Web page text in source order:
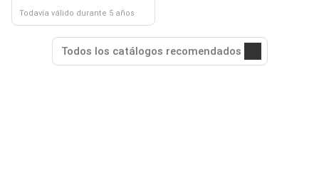
Todavía válido durante 5 años
Todos los catálogos recomendados